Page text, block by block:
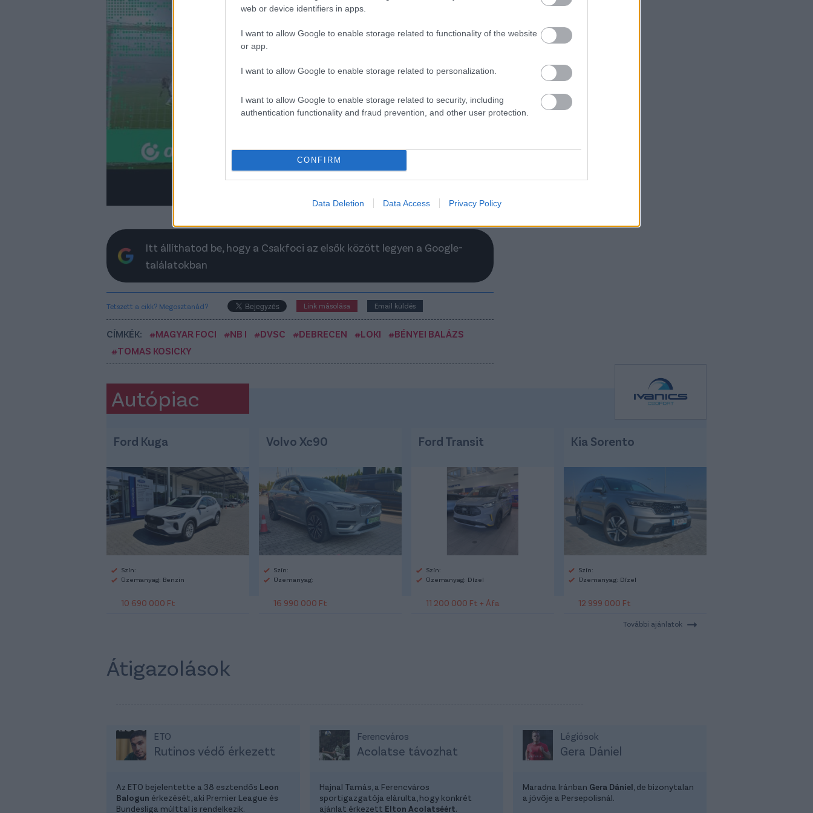
web or device identifiers in apps.
I want to allow Google to enable storage related to functionality of the website
or app.
I want to allow Google to enable storage related to personalization.
I want to allow Google to enable storage related to security, including
authentication functionality and fraud prevention, and other user protection.
CONFIRM
Data Deletion Data Access Privacy Policy
Itt állíthatod be, hogy a Csakfoci az elsők között legyen a Google-
találatokban
Tetszett a cikk? Megosztanád? Link másolása Email küldés
CÍMKÉK: #MAGYAR FOCI #NB I #DVSC #DEBRECEN #LOKI
#BÉNYEI BALÁZS
#TOMAS KOSICKY
Autópiac
Ford Kuga
Szín:
Üzemanyag: Benzin
10 690 000 Ft
Volvo Xc90
Szín:
Üzemanyag:
16 990 000 Ft
Ford Transit
Szín:
Üzemanyag: Dízel
11 200 000 Ft + Áfa
Kia Sorento
Szín:
Üzemanyag: Dízel
12 999 000 Ft
További ajánlatok
Átigazolások
ETO
Rutinos védő érkezett
Az ETO bejelentette a 38 esztendős Leon
Balogun érkezését, aki Premier League és
Bundesliga múlttal is rendelkezik.
Ferencváros
Acolatse távozhat
Hajnal Tamás, a Ferencváros
sportigazgatója elárulta, hogy konkrét
ajánlat érkezett Elton Acolatséért.
Légiósok
Gera Dániel
Maradna Iránban Gera Dániel , de bizonytalan
a jövője a Persepolisnál.